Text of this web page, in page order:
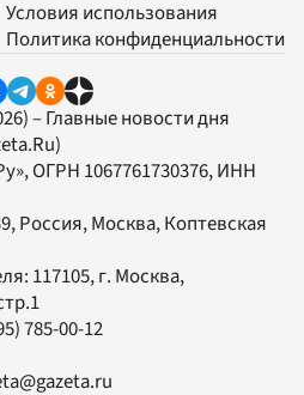
Условия использования
Политика конфиденциальности
– Главные новости дня
, ОГРН 1067761730376, ИНН
Россия, Москва, Коптевская
117105, г. Москва,
785-00-12